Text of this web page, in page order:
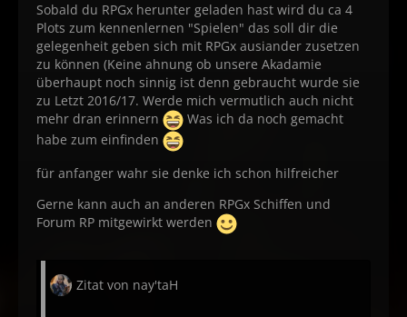
Sobald du RPGx herunter geladen hast wird du ca 4
Plots zum kennenlernen "Spielen" das soll dir die
gelegenheit geben sich mit RPGx ausiander zusetzen
zu können (Keine ahnung ob unsere Akadamie
überhaupt noch sinnig ist denn gebraucht wurde sie
zu Letzt 2016/17. Werde mich vermutlich auch nicht
mehr dran erinnern
Was ich da noch gemacht
habe zum einfinden
für anfanger wahr sie denke ich schon hilfreicher
Gerne kann auch an anderen RPGx Schiffen und
Forum RP mitgewirkt werden
Zitat von nay'taH